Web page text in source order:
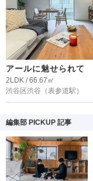
アールに魅せられて
2LDK / 66.67㎡
渋谷区渋谷 （表参道駅）
編集部 PICKUP 記事